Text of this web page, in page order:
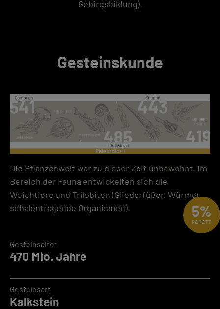
Gebirgsbildung).
Gesteinskunde
Die Pflanzenwelt war zu dieser Zeit unbewohnt. Im
Bereich der Fauna entwickelten sich die
Weichtiere und Trilobiten (Gliederfüßer, Würmer,
schalentragende Organismen).
470 Mio. Jahre
Gesteinsalter
Kalkstein
Gesteinsart
5%
RABATT